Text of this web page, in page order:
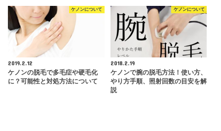
ケノンについて
2019.2.12
ケノンの脱毛で多毛症や硬毛化
に？可能性と対処方法について
ケノンについて
2018.2.19
ケノンで腕の脱毛方法！使い方、
やり方手順、照射回数の目安を解
説